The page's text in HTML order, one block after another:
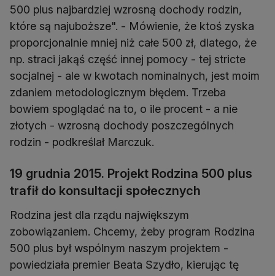
500 plus najbardziej wzrosną dochody rodzin,
które są najuboższe". - Mówienie, że ktoś zyska
proporcjonalnie mniej niż całe 500 zł, dlatego, że
np. straci jakąś część innej pomocy - tej stricte
socjalnej - ale w kwotach nominalnych, jest moim
zdaniem metodologicznym błędem. Trzeba
bowiem spoglądać na to, o ile procent - a nie
złotych - wzrosną dochody poszczególnych
rodzin - podkreślał Marczuk.
19 grudnia 2015. Projekt Rodzina 500 plus
trafił do konsultacji społecznych
Rodzina jest dla rządu największym
zobowiązaniem. Chcemy, żeby program Rodzina
500 plus był wspólnym naszym projektem -
powiedziała premier Beata Szydło, kierując tę